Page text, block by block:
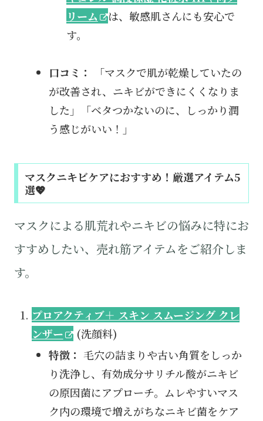
リーム
は、敏感肌さんにも安心で
す。
口コミ：
「マスクで肌が乾燥していたの
が改善され、ニキビができにくくなりま
した」「ベタつかないのに、しっかり潤
う感じがいい！」
マスクニキビケアにおすすめ！厳選アイテム5
選💖
マスクによる肌荒れやニキビの悩みに特にお
すすめしたい、売れ筋アイテムをご紹介しま
す。
プロアクティブ＋ スキン スムージング クレ
ンザー
(洗顔料)
特徴： 毛穴の詰まりや古い角質をしっか
り洗浄し、有効成分サリチル酸がニキビ
の原因菌にアプローチ。ムレやすいマス
ク内の環境で増えがちなニキビ菌をケア